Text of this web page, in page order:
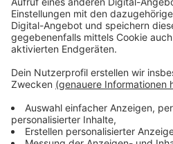
Die Arbeiten für die
Zielgeraden: Es gab auch
eine Sprecherin der
werden unter anderem noch
durchgeführt und es fehlen
der Oberleitung.
Nach dem Aus für den
Zugstrecken in Nordrhein-